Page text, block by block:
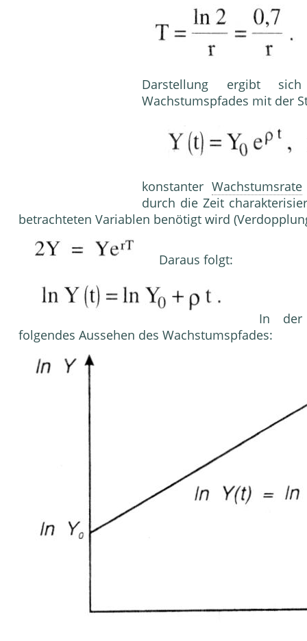
Darstellung ergibt
Wachstumspfades mit der
konstanterWachstumsrate
durch die Zeit
betrachteten Variablen benötigt wird
Daraus folgt:
In der
folgendes Aussehen des Wachstumspfades: